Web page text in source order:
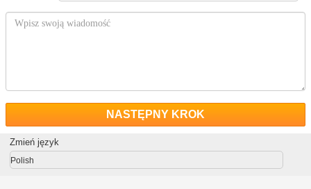
NASTĘPNY KROK
Zmień język
Polish